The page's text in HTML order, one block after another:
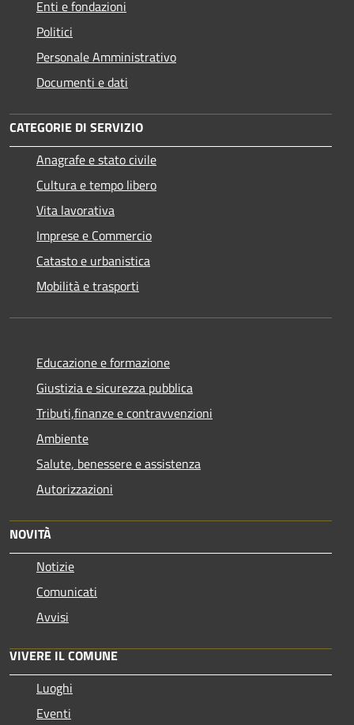
Enti e fondazioni
Politici
Personale Amministrativo
Documenti e dati
CATEGORIE DI SERVIZIO
Anagrafe e stato civile
Cultura e tempo libero
Vita lavorativa
Imprese e Commercio
Catasto e urbanistica
Mobilità e trasporti
Educazione e formazione
Giustizia e sicurezza pubblica
Tributi,finanze e contravvenzioni
Ambiente
Salute, benessere e assistenza
Autorizzazioni
NOVITÀ
Notizie
Comunicati
Avvisi
VIVERE IL COMUNE
Luoghi
Eventi